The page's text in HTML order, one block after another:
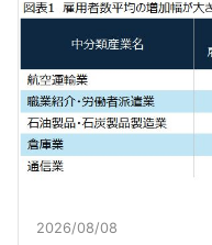
2026/08/08